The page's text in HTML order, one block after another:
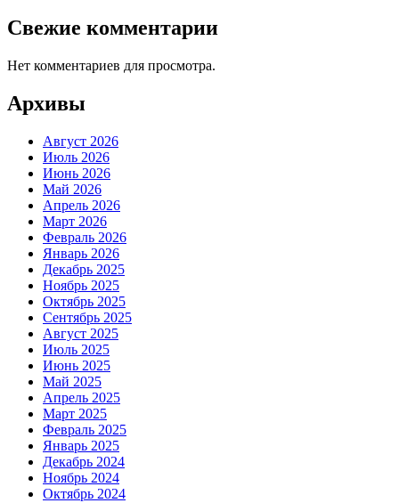
Свежие комментарии
Нет комментариев для просмотра.
Архивы
Август 2026
Июль 2026
Июнь 2026
Май 2026
Апрель 2026
Март 2026
Февраль 2026
Январь 2026
Декабрь 2025
Ноябрь 2025
Октябрь 2025
Сентябрь 2025
Август 2025
Июль 2025
Июнь 2025
Май 2025
Апрель 2025
Март 2025
Февраль 2025
Январь 2025
Декабрь 2024
Ноябрь 2024
Октябрь 2024